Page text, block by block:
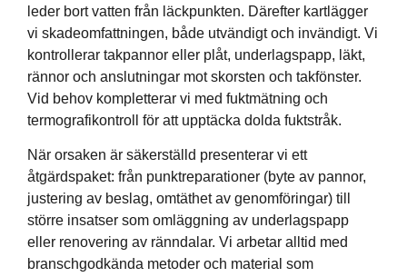
leder bort vatten från läckpunkten. Därefter kartlägger
vi skadeomfattningen, både utvändigt och invändigt. Vi
kontrollerar takpannor eller plåt, underlagspapp, läkt,
rännor och anslutningar mot skorsten och takfönster.
Vid behov kompletterar vi med fuktmätning och
termografikontroll för att upptäcka dolda fuktstråk.
När orsaken är säkerställd presenterar vi ett
åtgärdspaket: från punktreparationer (byte av pannor,
justering av beslag, omtäthet av genomföringar) till
större insatser som omläggning av underlagspapp
eller renovering av ränndalar. Vi arbetar alltid med
branschgodkända metoder och material som